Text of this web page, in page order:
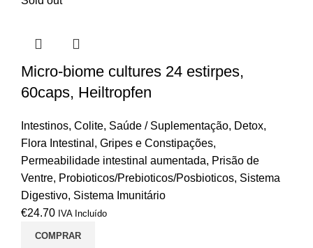
Micro-biome cultures 24 estirpes,
60caps, Heiltropfen
Intestinos, Colite, Saúde / Suplementação, Detox,
Flora Intestinal , Gripes e Constipações,
Permeabilidade intestinal aumentada, Prisão de
Ventre, Probioticos/Prebioticos/Posbioticos, Sistema
Digestivo, Sistema Imunitário
€24.70 IVA Incluído
COMPRAR